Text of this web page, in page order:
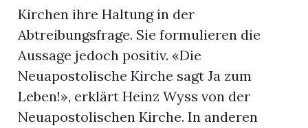
Kirchen ihre Haltung in der
Abtreibungsfrage. Sie formulieren die
Aussage jedoch positiv. «Die
Neuapostolische Kirche sagt Ja zum
Leben!», erklärt Heinz Wyss von der
Neuapostolischen Kirche. In anderen